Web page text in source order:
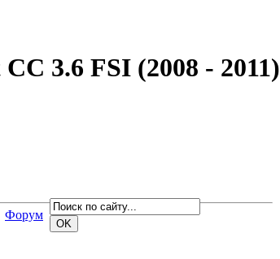
3.6 FSI (2008 - 2011)
Форум